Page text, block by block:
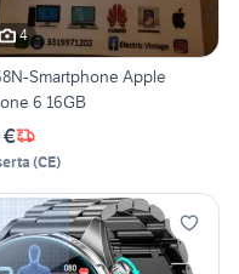
4
Smartphone Apple
6 16GB
€
(CE)